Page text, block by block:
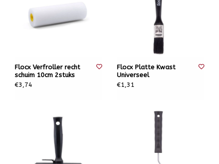
Flocx Verfroller recht
schuim 10cm 2stuks
€3,74
Flocx Platte Kwast
Universeel
€1,31